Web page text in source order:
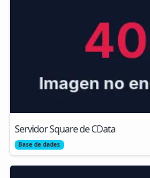
Servidor Square de CData
Base de dades